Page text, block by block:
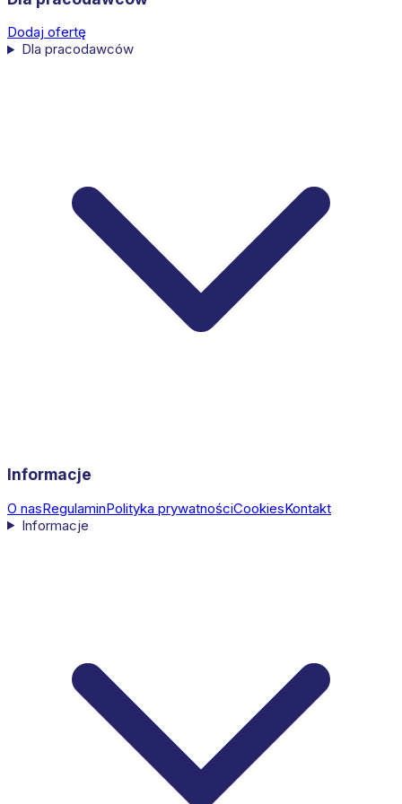
Dodaj ofertę
Dla pracodawców
Informacje
O nasRegulaminPolityka prywatnościCookiesKontakt
Informacje